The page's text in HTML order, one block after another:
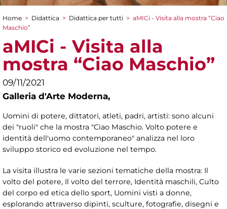
Tu sei qui
Home > Didattica > Didattica per tutti > aMICi - Visita alla mostra “Ciao
Maschio”
aMICi - Visita alla
mostra “Ciao Maschio”
09/11/2021
Galleria d'Arte Moderna,
Uomini di potere, dittatori, atleti, padri, artisti: sono alcuni
dei "ruoli" che la mostra "Ciao Maschio. Volto potere e
identità dell'uomo contemporaneo" analizza nel loro
sviluppo storico ed evoluzione nel tempo.
La visita illustra le varie sezioni tematiche della mostra: Il
volto del potere, Il volto del terrore, Identità maschili, Culto
del corpo ed etica dello sport, Uomini visti a donne,
esplorando attraverso dipinti, sculture, fotografie, disegni e